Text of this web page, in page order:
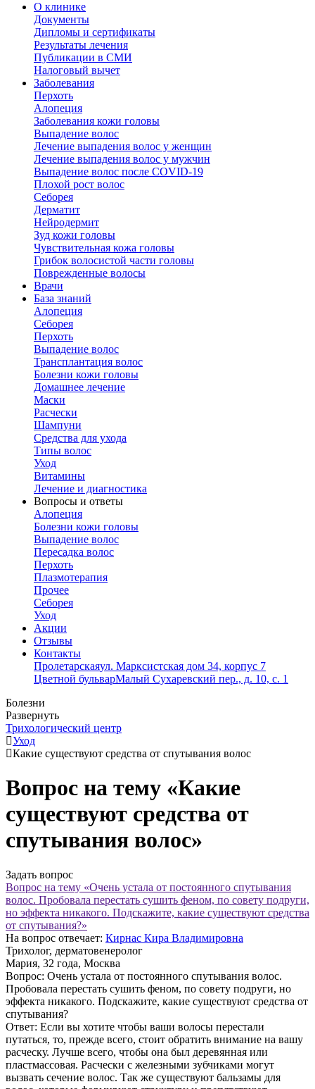
О клинике
Документы
Дипломы и сертификаты
Результаты лечения
Публикации в СМИ
Налоговый вычет
Заболевания
Перхоть
Алопеция
Заболевания кожи головы
Выпадение волос
Лечение выпадения волос у женщин
Лечение выпадения волос у мужчин
Выпадение волос после COVID-19
Плохой рост волос
Cеборея
Дерматит
Нейродермит
Зуд кожи головы
Чувствительная кожа головы
Грибок волосистой части головы
Поврежденные волосы
Врачи
База знаний
Алопеция
Себорея
Перхоть
Выпадение волос
Трансплантация волос
Болезни кожи головы
Домашнее лечение
Маски
Расчески
Шампуни
Средства для ухода
Типы волос
Уход
Витамины
Лечение и диагностика
Вопросы и ответы
Алопеция
Болезни кожи головы
Выпадение волос
Пересадка волос
Перхоть
Плазмотерапия
Прочее
Себорея
Уход
Акции
Отзывы
Контакты
Пролетарскаяул. Марксистская дом 34, корпус 7
Цветной бульварМалый Сухаревский пер., д. 10, с. 1
Болезни
Развернуть
Трихологический центр
Уход
Какие существуют средства от спутывания волос
Вопрос на тему «Какие
существуют средства от
спутывания волос»
Задать вопрос
Вопрос на тему «Очень устала от постоянного спутывания
волос. Пробовала перестать сушить феном, по совету подруги,
но эффекта никакого. Подскажите, какие существуют средства
от спутывания?»
На вопрос отвечает: Кирнас Кира Владимировна
Трихолог, дерматовенеролог
Мария, 32 года, Москва
Вопрос: Очень устала от постоянного спутывания волос.
Пробовала перестать сушить феном, по совету подруги, но
эффекта никакого. Подскажите, какие существуют средства от
спутывания?
Ответ: Если вы хотите чтобы ваши волосы перестали
путаться, то, прежде всего, стоит обратить внимание на вашу
расческу. Лучше всего, чтобы она был деревянная или
пластмассовая. Расчески с железными зубчиками могут
вызвать сечение волос. Так же существуют бальзамы для